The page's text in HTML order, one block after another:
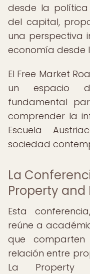
desde la
del capital,
una perspectiva
economía desde
El Free Market
un espacio
fundamental
comprender la
Escuela
sociedad
La
Property and
Esta
reúne a
que
relación entre
La Property